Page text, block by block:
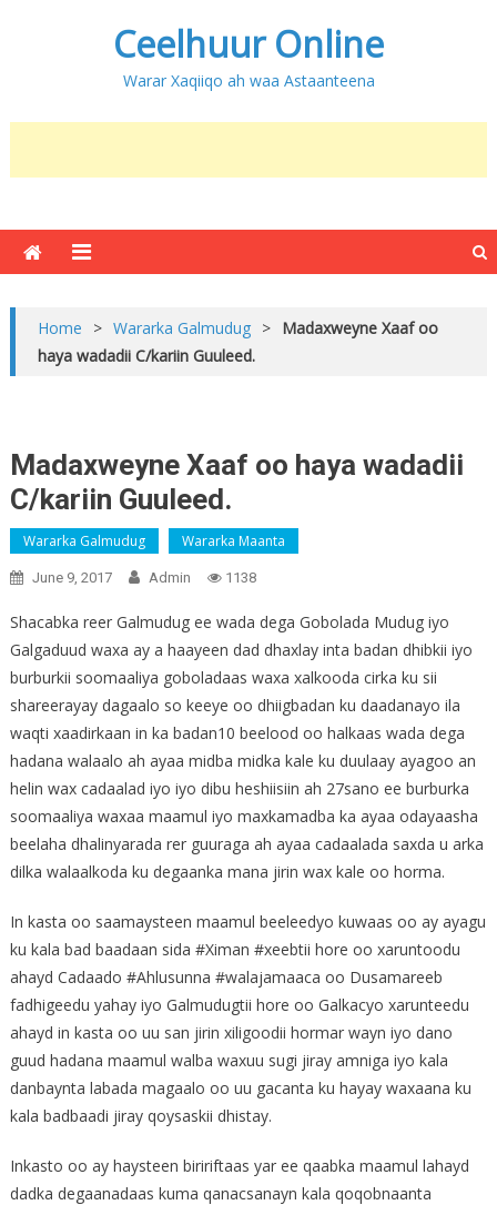
Ceelhuur Online
Warar Xaqiiqo ah waa Astaanteena
Home > Wararka Galmudug > Madaxweyne Xaaf oo
haya wadadii C/kariin Guuleed.
Madaxweyne Xaaf oo haya wadadii
C/kariin Guuleed.
Wararka Galmudug Wararka Maanta
June 9, 2017 Admin 1138
Shacabka reer Galmudug ee wada dega Gobolada Mudug iyo
Galgaduud waxa ay a haayeen dad dhaxlay inta badan dhibkii iyo
burburkii soomaaliya goboladaas waxa xalkooda cirka ku sii
shareerayay dagaalo so keeye oo dhiigbadan ku daadanayo ila
waqti xaadirkaan in ka badan10 beelood oo halkaas wada dega
hadana walaalo ah ayaa midba midka kale ku duulaay ayagoo an
helin wax cadaalad iyo iyo dibu heshiisiin ah 27sano ee burburka
soomaaliya waxaa maamul iyo maxkamadba ka ayaa odayaasha
beelaha dhalinyarada rer guuraga ah ayaa cadaalada saxda u arka
dilka walaalkoda ku degaanka mana jirin wax kale oo horma.
In kasta oo saamaysteen maamul beeleedyo kuwaas oo ay ayagu
ku kala bad baadaan sida #Ximan #xeebtii hore oo xaruntoodu
ahayd Cadaado #Ahlusunna #walajamaaca oo Dusamareeb
fadhigeedu yahay iyo Galmudugtii hore oo Galkacyo xarunteedu
ahayd in kasta oo uu san jirin xiligoodii hormar wayn iyo dano
guud hadana maamul walba waxuu sugi jiray amniga iyo kala
danbaynta labada magaalo oo uu gacanta ku hayay waxaana ku
kala badbaadi jiray qoysaskii dhistay.
Inkasto oo ay haysteen biririftaas yar ee qaabka maamul lahayd
dadka degaanadaas kuma qanacsanayn kala qoqobnaanta